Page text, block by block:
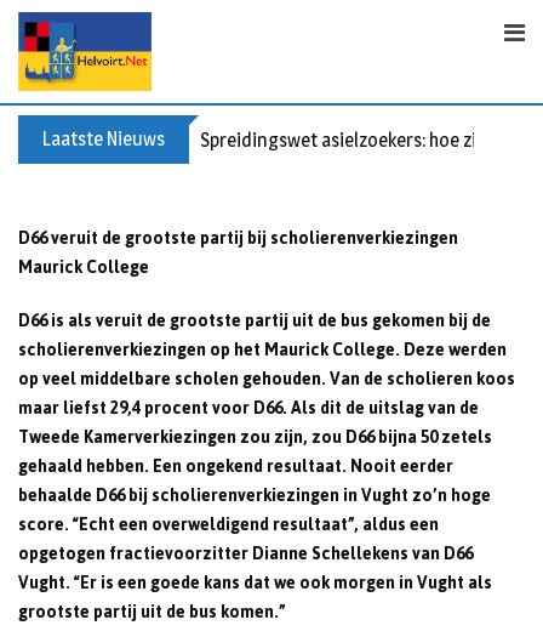
p
Laatste Nieuws Spreidingswet asielzoekers: hoe zit dat?
D66 veruit de grootste partij bij scholierenverkiezingen
Maurick College
D66 is als veruit de grootste partij uit de bus gekomen bij de
scholierenverkiezingen op het Maurick College. Deze werden
op veel middelbare scholen gehouden. Van de scholieren koos
maar liefst 29,4 procent voor D66. Als dit de uitslag van de
Tweede Kamerverkiezingen zou zijn, zou D66 bijna 50 zetels
gehaald hebben. Een ongekend resultaat. Nooit eerder
behaalde D66 bij scholierenverkiezingen in Vught zo’n hoge
score. “Echt een overweldigend resultaat”, aldus een
opgetogen fractievoorzitter Dianne Schellekens van D66
Vught. “Er is een goede kans dat we ook morgen in Vught als
grootste partij uit de bus komen.”